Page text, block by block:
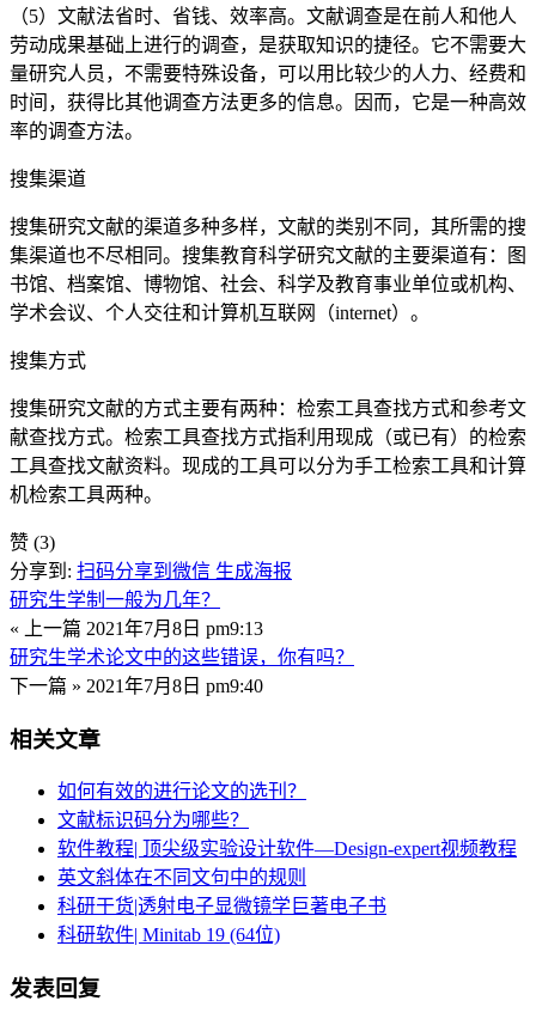
（5）文献法省时、省钱、效率高。文献调查是在前人和他人
劳动成果基础上进行的调查，是获取知识的捷径。它不需要大
量研究人员，不需要特殊设备，可以用比较少的人力、经费和
时间，获得比其他调查方法更多的信息。因而，它是一种高效
率的调查方法。
搜集渠道
搜集研究文献的渠道多种多样，文献的类别不同，其所需的搜
集渠道也不尽相同。搜集教育科学研究文献的主要渠道有：图
书馆、档案馆、博物馆、社会、科学及教育事业单位或机构、
学术会议、个人交往和计算机互联网（internet）。
搜集方式
搜集研究文献的方式主要有两种：检索工具查找方式和参考文
献查找方式。检索工具查找方式指利用现成（或已有）的检索
工具查找文献资料。现成的工具可以分为手工检索工具和计算
机检索工具两种。
赞 (3)
分享到: 扫码分享到微信 生成海报
研究生学制一般为几年？
« 上一篇 2021年7月8日 pm9:13
研究生学术论文中的这些错误，你有吗？
下一篇 » 2021年7月8日 pm9:40
相关文章
如何有效的进行论文的选刊？
文献标识码分为哪些？
软件教程| 顶尖级实验设计软件—Design-expert视频教程
英文斜体在不同文句中的规则
科研干货|透射电子显微镜学巨著电子书
科研软件| Minitab 19 (64位)
发表回复